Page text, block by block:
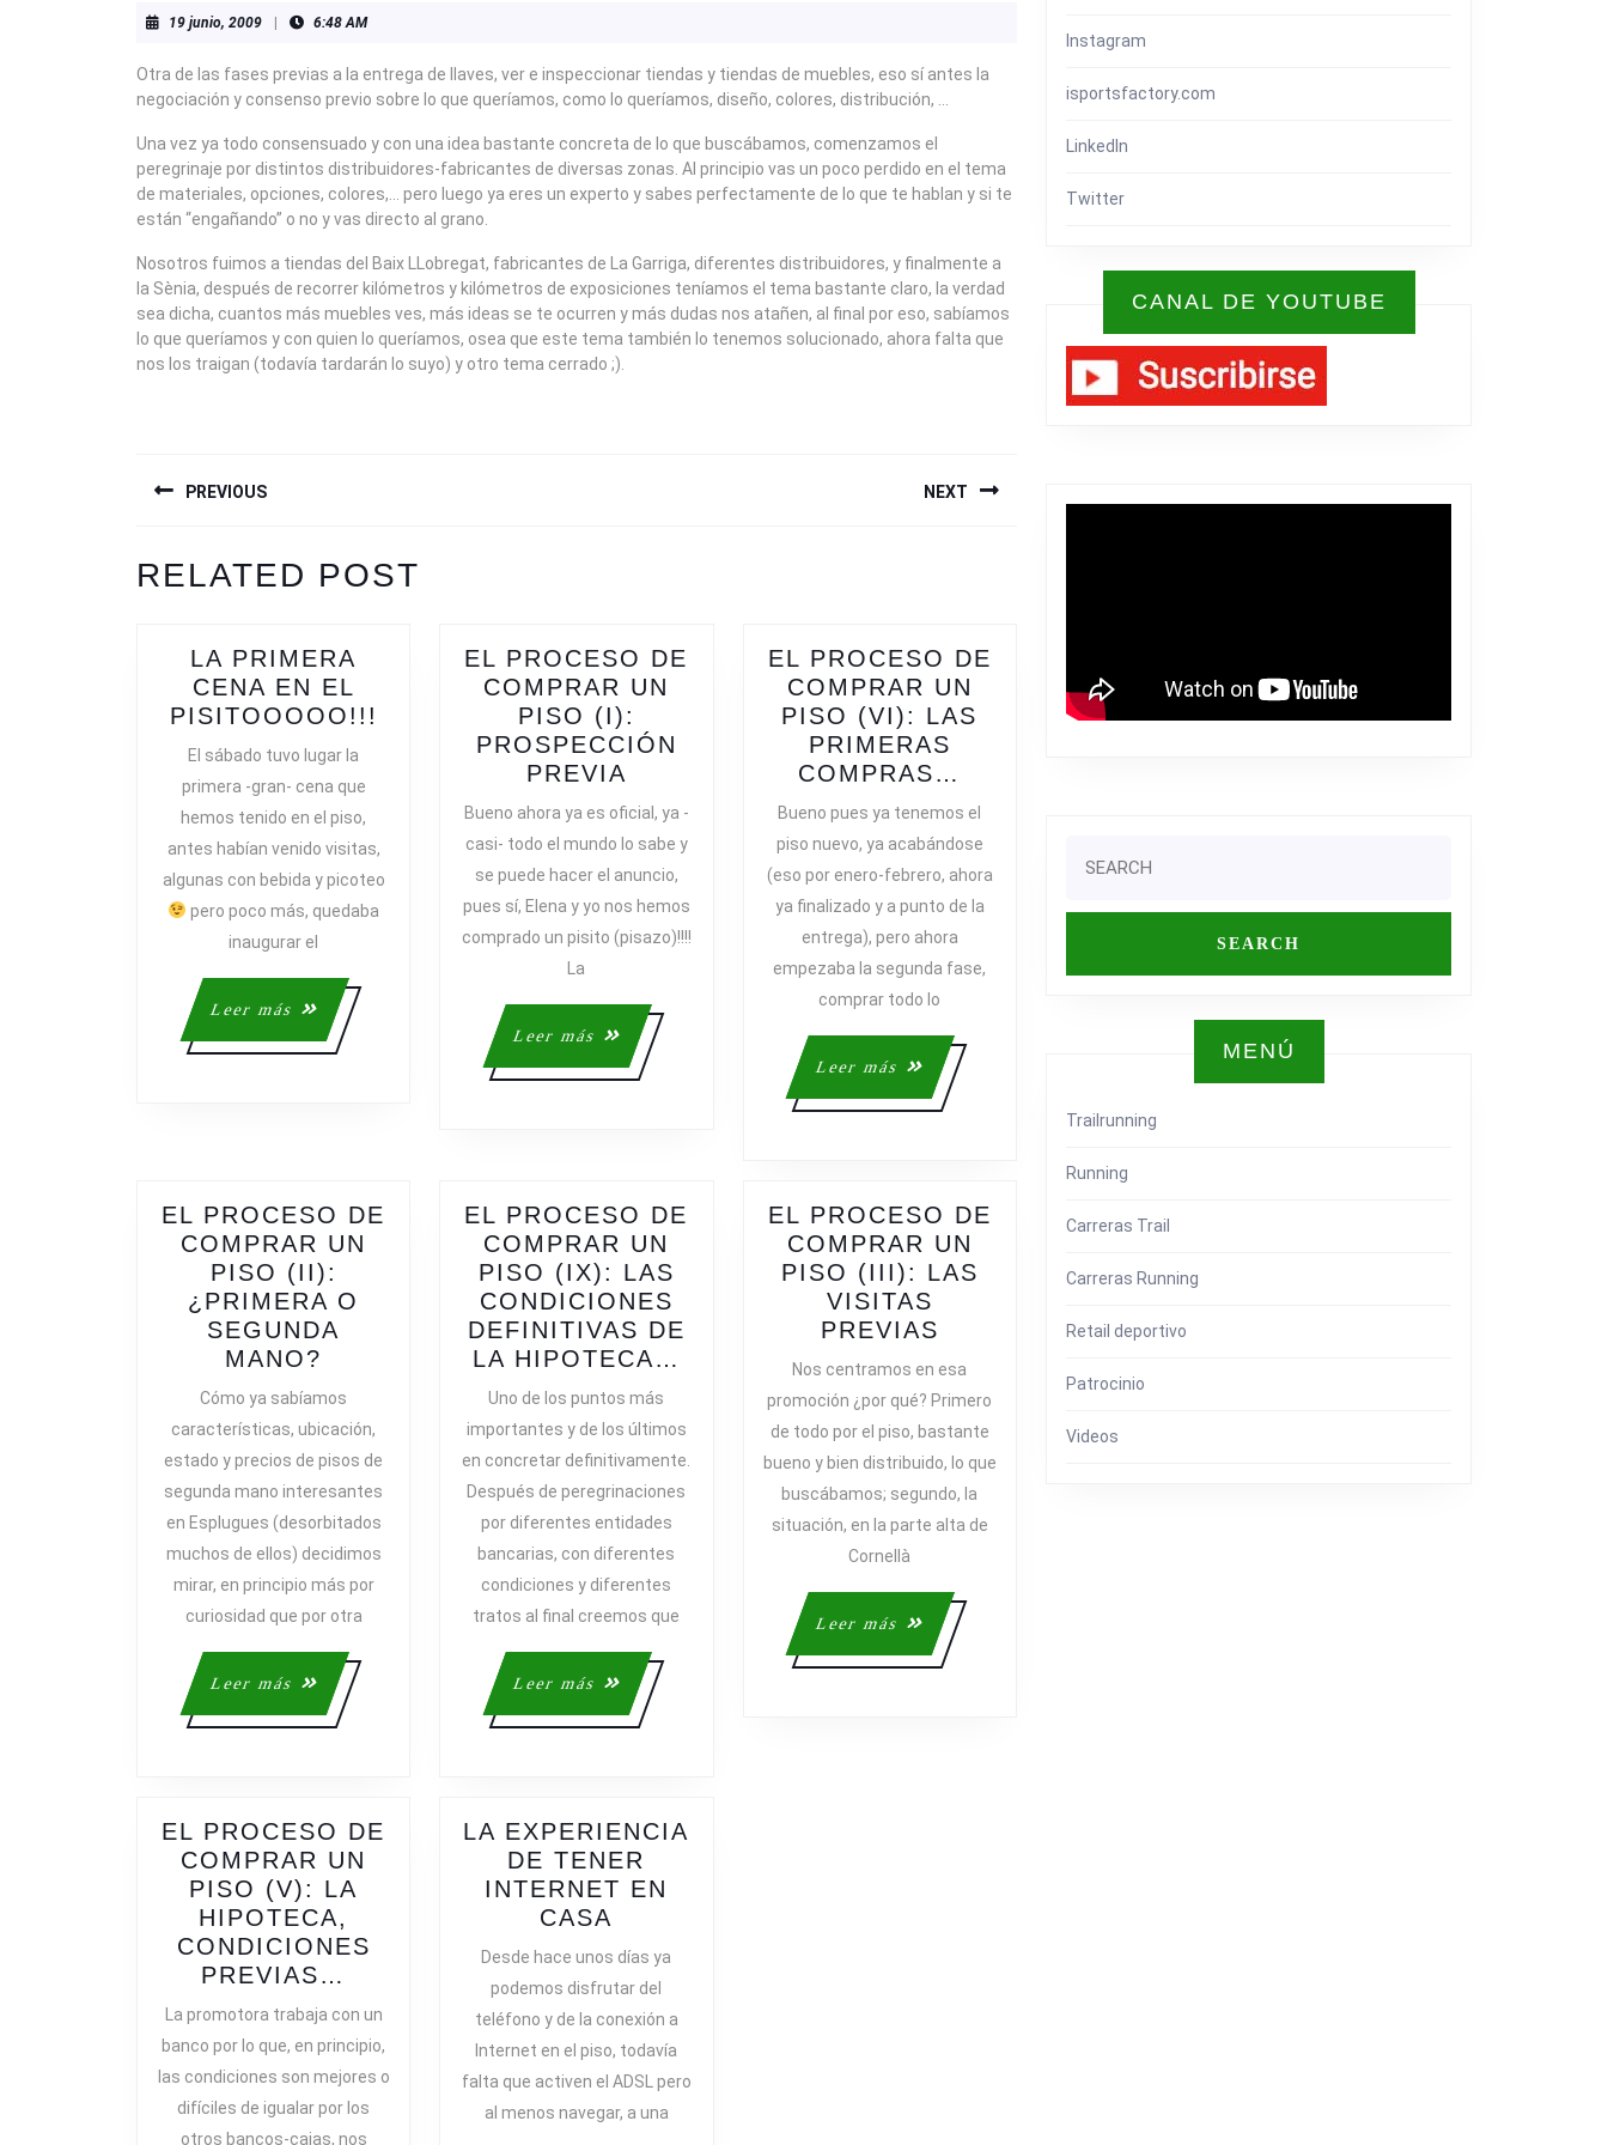
19 junio, 200919
6:48 AM
Otra de las fases previas a la entrega de llaves, ver e inspeccionar tiendas y tiendas de muebles, eso sí antes la
negociación y consenso previo sobre lo que queríamos, como lo queríamos, diseño, colores, distribución, …
Una vez ya todo consensuado y con una idea bastante concreta de lo que buscábamos, comenzamos el
peregrinaje por distintos distribuidores-fabricantes de diversas zonas. Al principio vas un poco perdido en el tema
de materiales, opciones, colores,… pero luego ya eres un experto y sabes perfectamente de lo que te hablan y si te
están “engañando” o no y vas directo al grano.
Nosotros fuimos a tiendas del Baix LLobregat, fabricantes de La Garriga, diferentes distribuidores, y finalmente a
la Sènia, después de recorrer kilómetros y kilómetros de exposiciones teníamos el tema bastante claro, la verdad
sea dicha, cuantos más muebles ves, más ideas se te ocurren y más dudas nos atañen, al final por eso, sabíamos
lo que queríamos y con quien lo queríamos, osea que este tema también lo tenemos solucionado, ahora falta que
nos los traigan (todavía tardarán lo suyo) y otro tema cerrado ;).
DE
ENTRADAS
PREVIOUS
post:
NEXT
RELATED POST
LA PRIMERA
CENA EN EL
PISITOOOOO!!!
PRIMERA
PISITOOOOO!!!
El sábado tuvo lugar la
primera -gran- cena que
hemos tenido en el piso,
antes habían venido visitas,
algunas con bebida y picoteo
pero poco más, quedaba
inaugurar el
Leer más
Leer
más
EL PROCESO DE
COMPRAR UN
PISO (I):
PROSPECCIÓN
PREVIA
PROCESO
DE
COMPRAR
UN
PISO
(I):
PROSPECCIÓN
PREVIA
Bueno ahora ya es oficial, ya -
casi- todo el mundo lo sabe y
se puede hacer el anuncio,
pues sí, Elena y yo nos hemos
comprado un pisito (pisazo)!!!!
La
Leer más
Leer
más
EL PROCESO DE
COMPRAR UN
PISO (VI): LAS
PRIMERAS
COMPRAS…
PROCESO
COMPRAR
UN
PISO
LAS
Bueno pues ya tenemos el
piso nuevo, ya acabándose
(eso por enero-febrero, ahora
ya finalizado y a punto de la
entrega), pero ahora
empezaba la segunda fase,
comprar todo lo
Leer más
Leer
más
EL PROCESO DE
COMPRAR UN
PISO (II):
¿PRIMERA O
SEGUNDA
MANO?
COMPRAR
UN
PISO
(II):
¿PRIMERA
O
SEGUNDA
Cómo ya sabíamos
características, ubicación,
estado y precios de pisos de
segunda mano interesantes
en Esplugues (desorbitados
muchos de ellos) decidimos
mirar, en principio más por
curiosidad que por otra
Leer más
Leer
más
EL PROCESO DE
COMPRAR UN
PISO (IX): LAS
CONDICIONES
DEFINITIVAS DE
LA HIPOTECA…
COMPRAR
UN
PISO
CONDICIONES
DEFINITIVAS
Uno de los puntos más
importantes y de los últimos
en concretar definitivamente.
Después de peregrinaciones
por diferentes entidades
bancarias, con diferentes
condiciones y diferentes
tratos al final creemos que
Leer más
Leer
más
EL PROCESO DE
COMPRAR UN
PISO (III): LAS
VISITAS
PREVIAS
COMPRAR
UN
PISO
(III):
LAS
PREVIAS
Nos centramos en esa
promoción ¿por qué? Primero
de todo por el piso, bastante
bueno y bien distribuido, lo que
buscábamos; segundo, la
situación, en la parte alta de
Cornellà
Leer más
Leer
más
EL PROCESO DE
COMPRAR UN
PISO (V): LA
HIPOTECA,
CONDICIONES
PREVIAS…
COMPRAR
UN
PISO
La promotora trabaja con un
banco por lo que, en principio,
las condiciones son mejores o
difíciles de igualar por los
otros bancos-cajas, nos
LA EXPERIENCIA
DE TENER
INTERNET EN
CASA
EXPERIENCIA
TENER
INTERNET
EN
CASA
Desde hace unos días ya
podemos disfrutar del
teléfono y de la conexión a
Internet en el piso, todavía
falta que activen el ADSL pero
al menos navegar, a una
Instagram
isportsfactory.com
LinkedIn
Twitter
CANAL DE YOUTUBE
for:
MENÚ
Trailrunning
Running
Carreras Trail
Carreras Running
Retail deportivo
Patrocinio
Videos